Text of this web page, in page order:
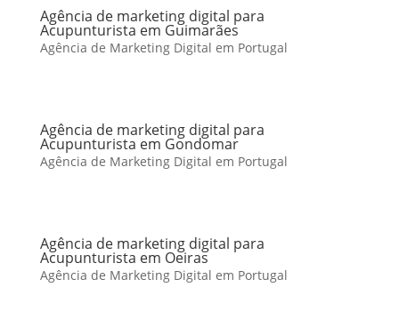
Agência de marketing digital para
Acupunturista em Guimarães
Agência de Marketing Digital em Portugal
Agência de marketing digital para
Acupunturista em Gondomar
Agência de Marketing Digital em Portugal
Agência de marketing digital para
Acupunturista em Oeiras
Agência de Marketing Digital em Portugal